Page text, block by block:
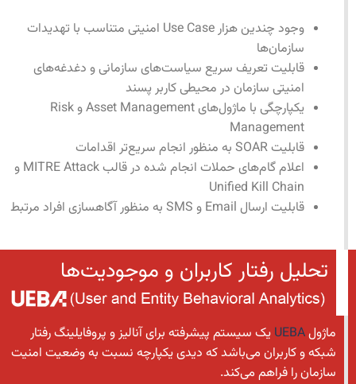
وجود چندین هزار Use Case امنیتی متناسب با تهدیدات
سازمان‌ها
قابلیت تعریف سریع سیاست‌های سازمانی و دغدغه‌های
امنیتی سازمان در محیطی کاربر پسند
یکپارچگی با ماژول‌های Asset Management و Risk
Management
قابلیت SOAR به منظور انجام سریع‌تر اقدامات
اعلام گام‌های حملات انجام شده در قالب MITRE Attack و
Unified Kill Chain
قابلیت ارسال Email و SMS به منظور آگاهسازی افراد مرتبط
تحلیل رفتار کاربران و موجودیت‌ها
ماژولUEBA یک سیستم پیشرفته برای آنالیز و پروفایلینگ رفتار
شبکه و کاربران می‌باشد که دیدی یکپارچه نسبت به وضعیت امنیت
سازمان را فراهم می‌کند.